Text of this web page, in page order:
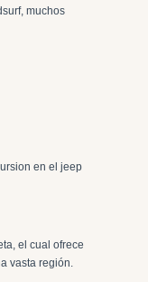
muchos
en el jeep
el cual ofrece
vasta región.